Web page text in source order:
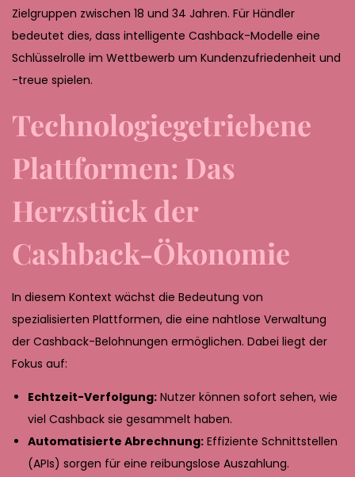
Zielgruppen zwischen 18 und 34 Jahren. Für Händler
bedeutet dies, dass intelligente Cashback-Modelle eine
Schlüsselrolle im Wettbewerb um Kundenzufriedenheit und
-treue spielen.
Technologiegetriebene
Plattformen: Das
Herzstück der
Cashback-Ökonomie
In diesem Kontext wächst die Bedeutung von
spezialisierten Plattformen, die eine nahtlose Verwaltung
der Cashback-Belohnungen ermöglichen. Dabei liegt der
Fokus auf:
Echtzeit-Verfolgung: Nutzer können sofort sehen, wie
viel Cashback sie gesammelt haben.
Automatisierte Abrechnung: Effiziente Schnittstellen
(APIs) sorgen für eine reibungslose Auszahlung.